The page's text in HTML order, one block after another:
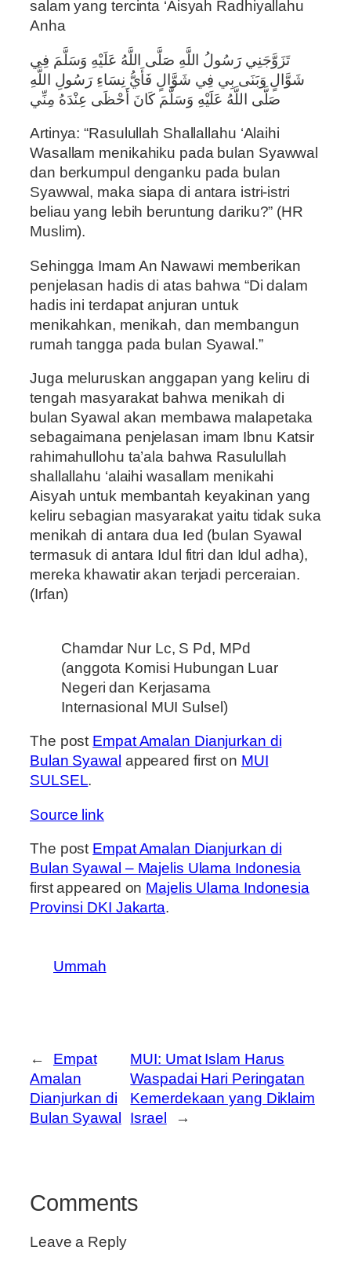
salam yang tercinta ‘Aisyah Radhiyallahu
Anha
تَزَوَّجَنِي رَسُولُ اللَّهِ صَلَّى اللَّهُ عَلَيْهِ وَسَلَّمَ فِي
شَوَّالٍ وَبَنَى بِي فِي شَوَّالٍ فَأَيُّ نِسَاءِ رَسُولِ اللَّهِ
صَلَّى اللَّهُ عَلَيْهِ وَسَلَّمَ كَانَ أَحْظَى عِنْدَهُ مِنِّي
Artinya: “Rasulullah Shallallahu ‘Alaihi
Wasallam menikahiku pada bulan Syawwal
dan berkumpul denganku pada bulan
Syawwal, maka siapa di antara istri-istri
beliau yang lebih beruntung dariku?” (HR
Muslim).
Sehingga Imam An Nawawi memberikan
penjelasan hadis di atas bahwa “Di dalam
hadis ini terdapat anjuran untuk
menikahkan, menikah, dan membangun
rumah tangga pada bulan Syawal.”
Juga meluruskan anggapan yang keliru di
tengah masyarakat bahwa menikah di
bulan Syawal akan membawa malapetaka
sebagaimana penjelasan imam Ibnu Katsir
rahimahullohu ta’ala bahwa Rasulullah
shallallahu ‘alaihi wasallam menikahi
Aisyah untuk membantah keyakinan yang
keliru sebagian masyarakat yaitu tidak suka
menikah di antara dua Ied (bulan Syawal
termasuk di antara Idul fitri dan Idul adha),
mereka khawatir akan terjadi perceraian.
(Irfan)
Chamdar Nur Lc, S Pd, MPd
(anggota Komisi Hubungan Luar
Negeri dan Kerjasama
Internasional MUI Sulsel)
The post Empat Amalan Dianjurkan di
Bulan Syawal appeared first on MUI
SULSEL.
Source link
The post Empat Amalan Dianjurkan di
Bulan Syawal – Majelis Ulama Indonesia
first appeared on Majelis Ulama Indonesia
Provinsi DKI Jakarta.
Ummah
←
Empat
Amalan
Dianjurkan di
Bulan Syawal
MUI: Umat Islam Harus
Waspadai Hari Peringatan
Kemerdekaan yang Diklaim
Israel
→
Comments
Leave a Reply